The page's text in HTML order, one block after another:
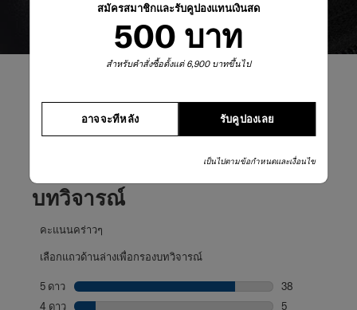
สมัครสมาชิกและรับคูปองแทนเงินสด
500 บาท
สำหรับคำสั่งซื้อตั้งแต่ 6,900 บาทขึ้นไป
รับคูปองเลย
อาจจะทีหลัง
เป็นไปตามข้อกำหนดและเงื่อนไข
บทวิจารณ์
คะแนนคร่าวๆ
เลือกแถวด้านล่างเพื่อกรองบทวิจารณ์
5 ดาว ดาว
38
บทวิจารณ์38 บท
4 ดาว ดาว
5